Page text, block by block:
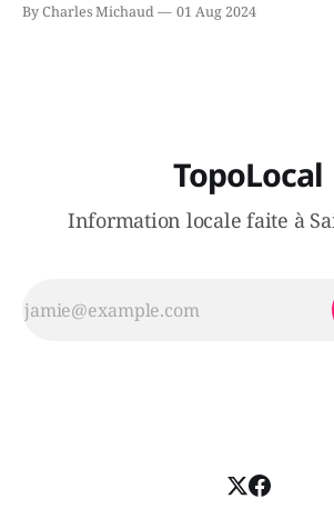
victimes aurait été écrasée sous un
By Charles Michaud 01 Aug 2024
TopoLocal
Information locale faite à